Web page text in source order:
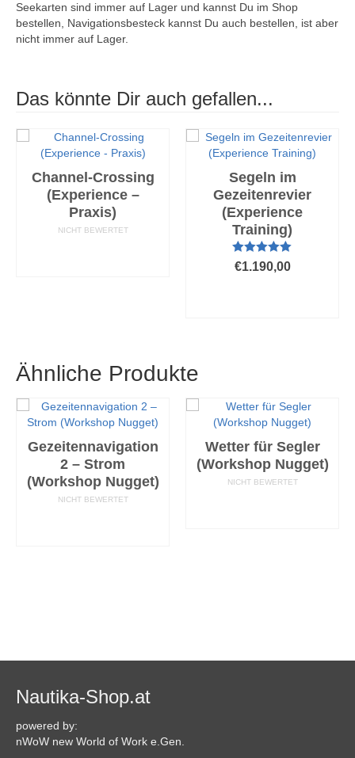
Seekarten sind immer auf Lager und kannst Du im Shop
bestellen, Navigationsbesteck kannst Du auch bestellen, ist aber
nicht immer auf Lager.
Das könnte Dir auch gefallen...
Channel-Crossing
(Experience –
Praxis)
NICHT BEWERTET
Segeln im
Gezeitenrevier
(Experience
Training)
Bewertet mit
5.00von 5
€1.190,00
auf.
Die
können
auf
der
Ähnliche Produkte
Gezeitennavigation
2 – Strom
(Workshop Nugget)
NICHT BEWERTET
Wetter für Segler
(Workshop Nugget)
NICHT BEWERTET
Nautika-Shop.at
powered by:
nWoW new World of Work e.Gen.